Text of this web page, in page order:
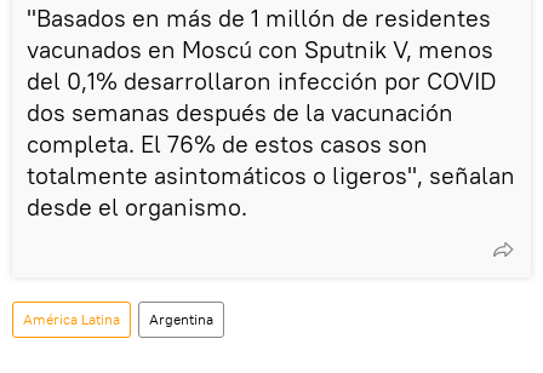
"Basados en más de 1 millón de residentes
vacunados en Moscú con Sputnik V, menos
del 0,1% desarrollaron infección por COVID
dos semanas después de la vacunación
completa. El 76% de estos casos son
totalmente asintomáticos o ligeros", señalan
desde el organismo.
América Latina Argentina